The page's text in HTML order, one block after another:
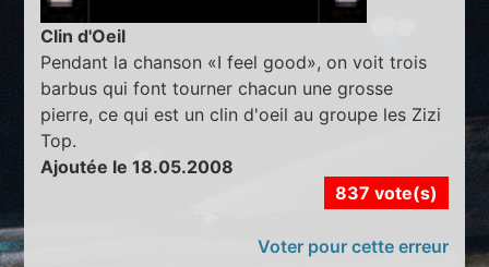
Clin d'Oeil
Pendant la chanson «I feel good», on voit trois
barbus qui font tourner chacun une grosse
pierre, ce qui est un clin d'oeil au groupe les Zizi
Top.
Ajoutée le 18.05.2008
837 vote(s)
Voter pour cette erreur